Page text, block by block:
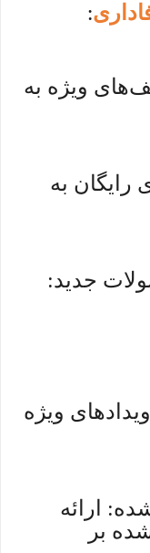
:
ویژه به
رایگان به
جدید:
ویژه
ارائه
بر